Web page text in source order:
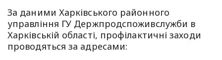
За даними Харківського районного
управління ГУ Держпродспоживслужби в
Харківській області, профілактичні заходи
проводяться за адресами: